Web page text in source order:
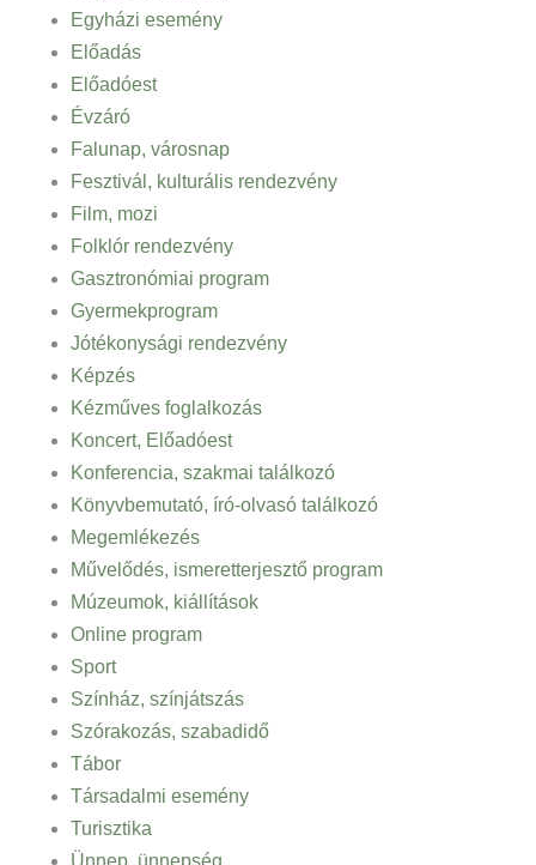
Egyházi esemény
Előadás
Előadóest
Évzáró
Falunap, városnap
Fesztivál, kulturális rendezvény
Film, mozi
Folklór rendezvény
Gasztronómiai program
Gyermekprogram
Jótékonysági rendezvény
Képzés
Kézműves foglalkozás
Koncert, Előadóest
Konferencia, szakmai találkozó
Könyvbemutató, író-olvasó találkozó
Megemlékezés
Művelődés, ismeretterjesztő program
Múzeumok, kiállítások
Online program
Sport
Színház, színjátszás
Szórakozás, szabadidő
Tábor
Társadalmi esemény
Turisztika
Ünnep, ünnepség